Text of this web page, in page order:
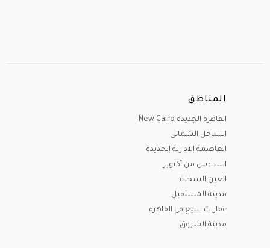
المناطق
القاهرة الجديدة New Cairo
الساحل الشمالى
العاصمة الادارية الجديدة
السادس من أكتوبر
العين السخنة
مدينة المستقبل
عقارات للبيع في القاهرة
مدينة الشروق